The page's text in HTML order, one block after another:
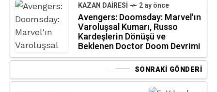
KAZAN DAIRESI 2 ay önce
Avengers: Doomsday: Marvel'ın
Varoluşsal Kumarı, Russo
Kardeşlerin Dönüşü ve
Beklenen Doctor Doom Devrimi
SONRAKI GÖNDERI